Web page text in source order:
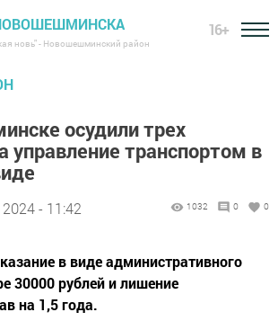
новь" - Новошешминский район
16+
осудили трех
управление транспортом в
- 11:42 1032 0 0
в виде административного
30000 рублей и лишение
на 1,5 года.